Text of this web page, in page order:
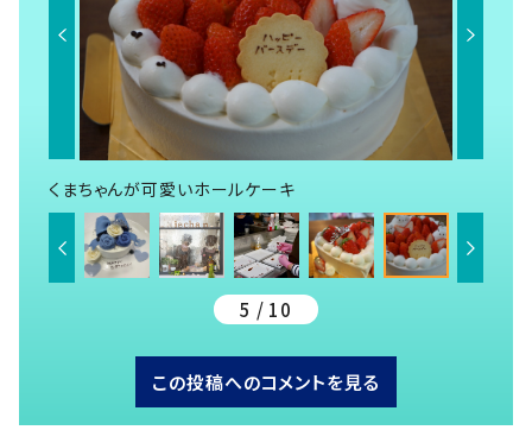
くまちゃんが可愛いホールケーキ
5 / 10
この投稿へのコメントを見る